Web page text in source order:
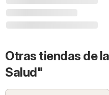
Otras tiendas de
Salud"